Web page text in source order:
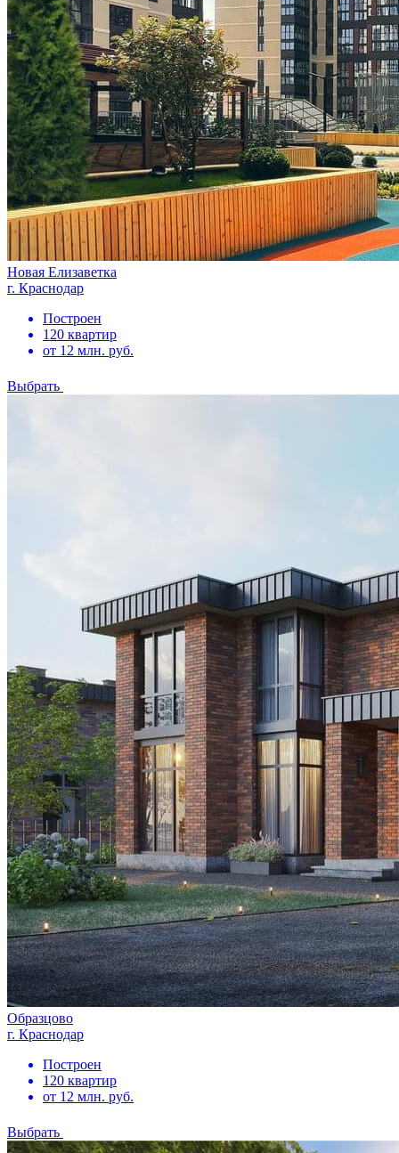
Новая Елизаветка
г. Краснодар
Построен
120 квартир
от 12 млн. руб.
Выбрать
Образцово
г. Краснодар
Построен
120 квартир
от 12 млн. руб.
Выбрать